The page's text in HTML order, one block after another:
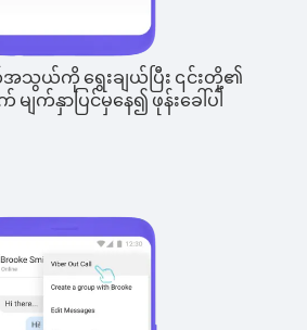
သွယ်ကို ရွေးချယ်ပြီး ၎င်းတို့၏
က်နှာပြင်မှနေ၍ ဖုန်းခေါ်ပါ